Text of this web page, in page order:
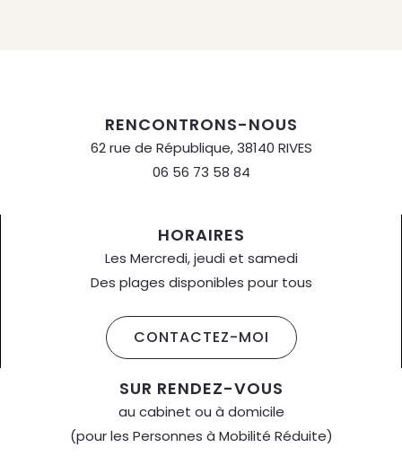
RENCONTRONS-NOUS
62 rue de République, 38140 RIVES
06 56 73 58 84
HORAIRES
Les Mercredi, jeudi et samedi
Des plages disponibles pour tous
CONTACTEZ-MOI
SUR RENDEZ-VOUS
au cabinet ou à domicile
(pour les Personnes à Mobilité Réduite)